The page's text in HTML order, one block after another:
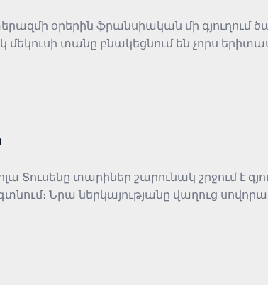
օրերին ֆրանսիական մի գյուղում
տանը բնակեցնում են չորս
ընտրությունը։
Տուսենը տարիներ շարունակ շրջում է
Նրա ներկայությանը վաղուց
նվաստացման հանդեպ։